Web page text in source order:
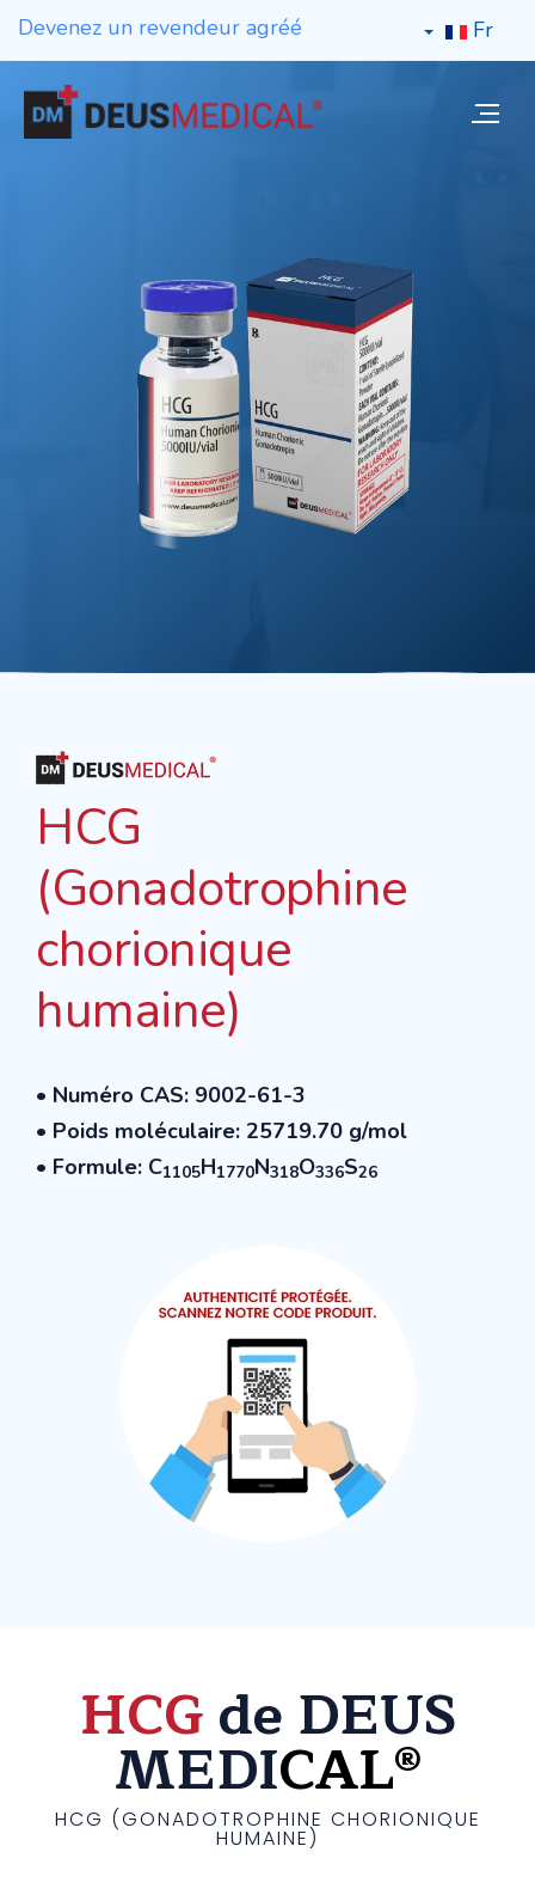
Devenez un revendeur agréé Fr
HCG
(Gonadotrophine
chorionique
humaine)
• Numéro CAS: 9002-61-3
• Poids moléculaire: 25719.70 g/mol
• Formule: C1105H1770N318O336S26
HCGde DEUS
MEDICAL®
HCG (GONADOTROPHINE CHORIONIQUE
HUMAINE)